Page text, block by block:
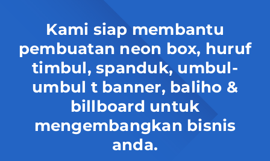
Kami siap membantu
pembuatan neon box, huruf
timbul, spanduk, umbul-
umbul t banner, baliho &
billboard untuk
mengembangkan bisnis
anda.